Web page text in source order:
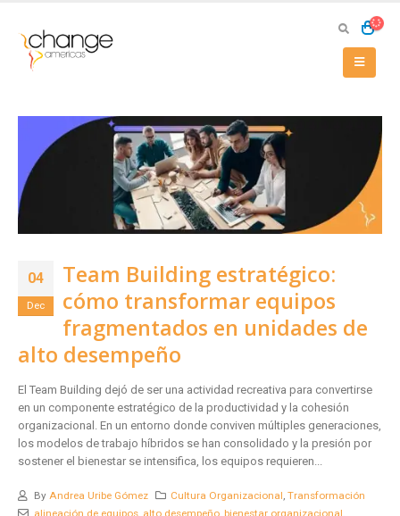
04
Dec
Team Building estratégico:
cómo transformar equipos
fragmentados en unidades de
alto desempeño
El Team Building dejó de ser una actividad recreativa para convertirse
en un componente estratégico de la productividad y la cohesión
organizacional. En un entorno donde conviven múltiples generaciones,
los modelos de trabajo híbridos se han consolidado y la presión por
sostener el bienestar se intensifica, los equipos requieren...
By Andrea Uribe Gómez Cultura Organizacional,Transformación
alineación de equipos, alto desempeño, bienestar organizacional,